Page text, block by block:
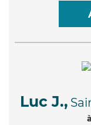
Luc J.,